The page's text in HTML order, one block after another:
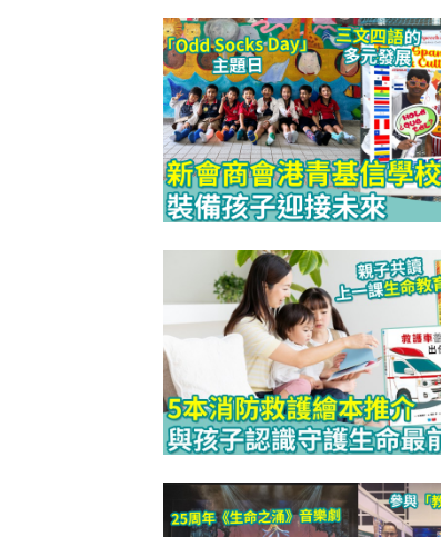
吸濕
2
生活
泡泡
牌這
3
除霉
身發
法寶
4
白
另附
5
清潔
有